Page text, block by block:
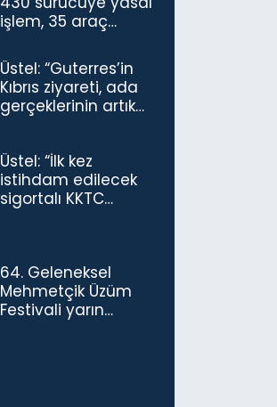
işlem, 35 araç
Üstel: “Guterres’in
Kıbrıs ziyareti, ada
gerçeklerinin artık
göstermiştir”
Üstel: “İlk kez
istihdam edilecek
sigortalı KKTC
64. Geleneksel
Mehmetçik Üzüm
Festivali yarın